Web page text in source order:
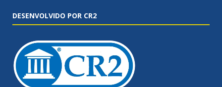
DESENVOLVIDO POR CR2